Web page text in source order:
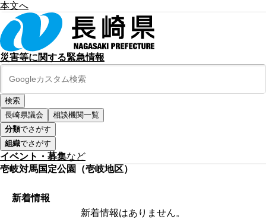
本文へ
災害等に関する緊急情報
長崎県議会
相談機関一覧
分類でさがす
組織でさがす
イベント・募集など
壱岐対馬国定公園（壱岐地区）
新着情報
新着情報はありません。